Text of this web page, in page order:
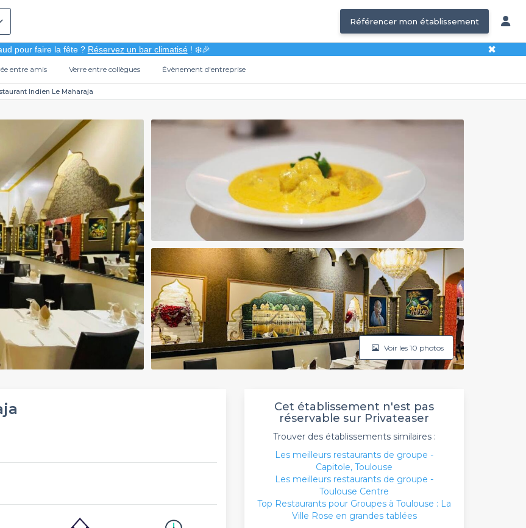
Référencer mon établissement
pour faire la fête ? Réservez un bar climatisé! ❄️🎉 ✖
entre amis Verre entre collègues Évènement d'entreprise
Indien Le Maharaja
Voir les 10 photos
Cet établissement n'est pas
réservable sur Privateaser
Trouver des établissements similaires :
Les meilleurs restaurants de groupe -
Capitole, Toulouse
Les meilleurs restaurants de groupe -
Toulouse Centre
Top Restaurants pour Groupes à Toulouse : La
Ville Rose en grandes tablées